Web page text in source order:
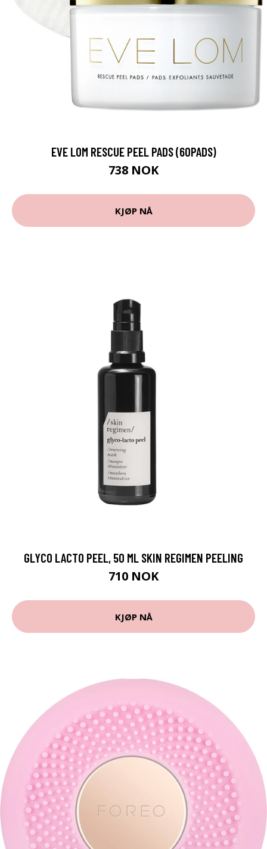
EVE LOM RESCUE PEEL PADS (60PADS)
738 NOK
KJØP NÅ
GLYCO LACTO PEEL, 50 ML SKIN REGIMEN PEELING
710 NOK
KJØP NÅ